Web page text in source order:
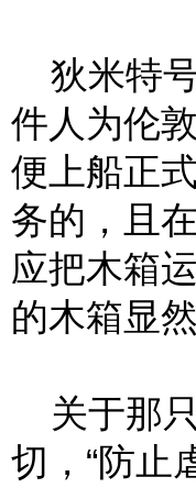
狄米特号
件人为伦
便上船正
务的，且
应把木箱
的木箱显
关于那只
切，“防止